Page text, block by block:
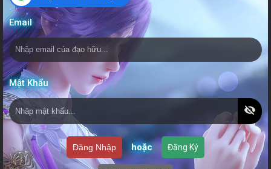
Email
Mật Khẩu
visibility_off
Đăng Nhập hoặc Đăng Ký